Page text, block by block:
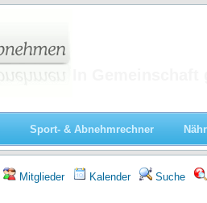
Sport- & Abnehmrechner
Mitglieder Kalender Suche